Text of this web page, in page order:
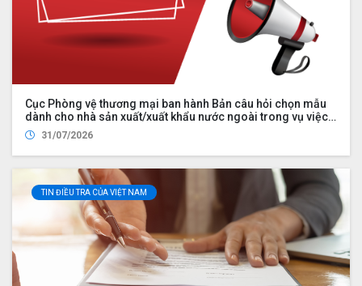
Cục Phòng vệ thương mại ban hành Bản câu hỏi chọn mẫu
dành cho nhà sản xuất/xuất khẩu nước ngoài trong vụ việc
điều tra chống bán phá giá đối với một số sản phẩm thanh
thép dự ứng lực từ Cộng hòa nhân dân Trung Hoa (mã số vụ
việc: AD24)
31/07/2026
TIN ĐIỀU TRA CỦA VIỆT NAM